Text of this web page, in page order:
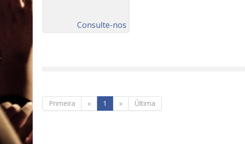
Consulte-nos
Primeira « 1 » Última